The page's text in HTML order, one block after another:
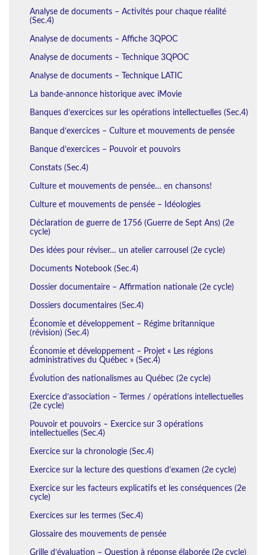
Analyse de documents – Activités pour chaque réalité
(Sec.4)
Analyse de documents – Affiche 3QPOC
Analyse de documents – Technique 3QPOC
Analyse de documents – Technique LATIC
La bande-annonce historique avec iMovie
Banques d’exercices sur les opérations intellectuelles (Sec.4)
Banque d’exercices – Culture et mouvements de pensée
Banque d’exercices – Pouvoir et pouvoirs
Constats (Sec.4)
Culture et mouvements de pensée… en chansons!
Culture et mouvements de pensée – Idéologies
Déclaration de guerre de 1756 (Guerre de Sept Ans) (2e
cycle)
Des idées pour réviser… un atelier carrousel (2e cycle)
Documents Notebook (Sec.4)
Dossier documentaire – Affirmation nationale (2e cycle)
Dossiers documentaires (Sec.4)
Économie et développement – Régime britannique
(révision) (Sec.4)
Économie et développement – Projet « Les régions
administratives du Québec » (Sec.4)
Évolution des nationalismes au Québec (2e cycle)
Exercice d’association – Termes / opérations intellectuelles
(2e cycle)
Pouvoir et pouvoirs – Exercice sur 3 opérations
intellectuelles (Sec.4)
Exercice sur la chronologie (Sec.4)
Exercice sur la lecture des questions d’examen (2e cycle)
Exercice sur les facteurs explicatifs et les conséquences (2e
cycle)
Exercices sur les termes (Sec.4)
Glossaire des mouvements de pensée
Grille d’évaluation – Question à réponse élaborée (2e cycle)